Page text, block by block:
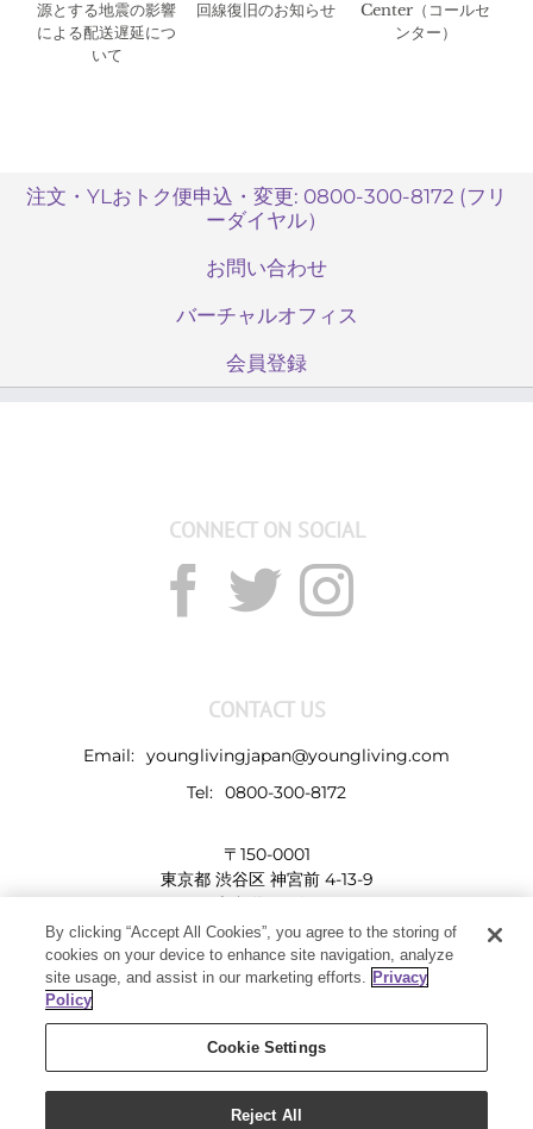
源とする地震の影響
による配送遅延につ
いて
回線復旧のお知らせ
Center（コールセ
ンター）
注文・YLおトク便申込・変更: 0800-300-8172 (フリ
ーダイヤル）
お問い合わせ
バーチャルオフィス
会員登録
CONNECT ON SOCIAL
CONTACT US
Email: younglivingjapan@youngliving.com
Tel: 0800-300-8172
〒150-0001
東京都 渋谷区 神宮前 4-13-9
表参道LHビル
Copyright 2019 - Young Living Essential Oils | All Rights Reserved
By clicking “Accept All Cookies”, you agree to the storing of
cookies on your device to enhance site navigation, analyze
site usage, and assist in our marketing efforts. Privacy
Policy
Cookie Settings
Reject All